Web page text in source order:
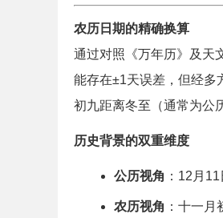
农历日期的精确换算
通过对照《万年历》及天
能存在±1天误差，但经多
初九距离冬至（通常为公
历史背景的双重维度
公历视角 ：12月
农历视角 ：十一